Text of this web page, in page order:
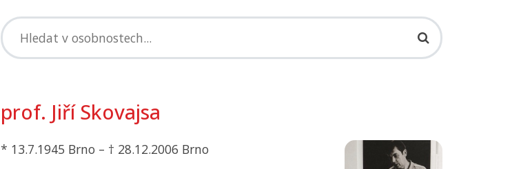
prof. Jiří Skovajsa
* 13.7.1945 Brno – † 28.12.2006 Brno